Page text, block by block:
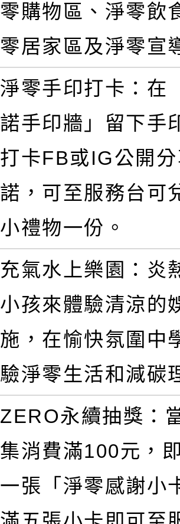
零購物區、淨零飲
零居家區及淨零宣
淨零手印打卡：在
諾手印牆」留下手
打卡FB或IG公開
諾，可至服務台可
小禮物一份。
充氣水上樂園：炎
小孩來體驗清涼的
施，在愉快氛圍中
驗淨零生活和減碳
ZERO永續抽獎：
集消費滿100元，
一張「淨零感謝小